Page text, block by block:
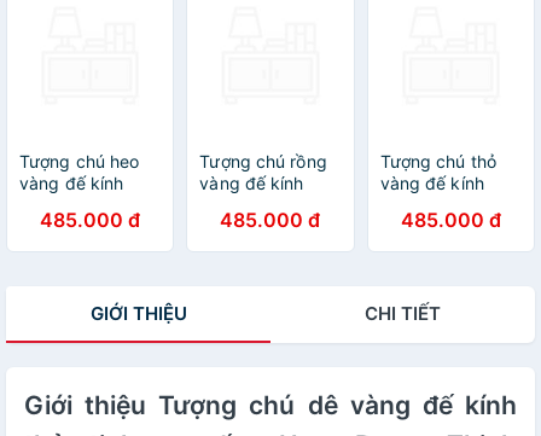
Tượng chú heo
vàng đế kính
- Tượng Hợi
Chiêu Tài - Hàng
485.000 đ
Tượng chú rồng
vàng đế kính
- Tượng LONG
ẤN KIM CHÂU -
485.000 đ
Tượng chú thỏ
vàng đế kính
- Tượng Ngọc
Thố Chiêu Tài -
485.000 đ
GIỚI THIỆU CHI TIẾT
Giới thiệu Tượng chú dê vàng đế kính